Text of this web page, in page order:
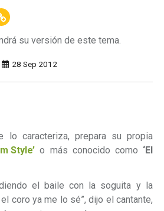
su versión de este tema.
28 Sep 2012
lo caracteriza, prepara su propia
Style’ o más conocido como ‘El
el baile con la soguita y la
coro ya me lo sé”, dijo el cantante,